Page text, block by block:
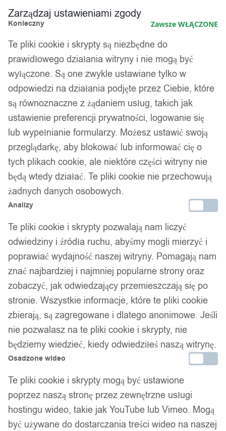
Zarządzaj ustawieniami zgody
Konieczny Zawsze WŁĄCZONE
Te pliki cookie i skrypty są niezbędne do
prawidłowego działania witryny i nie mogą być
wyłączone. Są one zwykle ustawiane tylko w
odpowiedzi na działania podjęte przez Ciebie, które
są równoznaczne z żądaniem usług, takich jak
ustawienie preferencji prywatności, logowanie się
lub wypełnianie formularzy. Możesz ustawić swoją
przeglądarkę, aby blokować lub informować cię o
tych plikach cookie, ale niektóre części witryny nie
będą wtedy działać. Te pliki cookie nie przechowują
żadnych danych osobowych.
Analizy
Te pliki cookie i skrypty pozwalają nam liczyć
odwiedziny i źródła ruchu, abyśmy mogli mierzyć i
poprawiać wydajność naszej witryny. Pomagają nam
znać najbardziej i najmniej popularne strony oraz
zobaczyć, jak odwiedzający przemieszczają się po
stronie. Wszystkie informacje, które te pliki cookie
zbierają, są zagregowane i dlatego anonimowe. Jeśli
nie pozwalasz na te pliki cookie i skrypty, nie
będziemy wiedzieć, kiedy odwiedziłeś naszą witrynę.
Osadzone wideo
Te pliki cookie i skrypty mogą być ustawione
poprzez naszą stronę przez zewnętrzne usługi
hostingu wideo, takie jak YouTube lub Vimeo. Mogą
być używane do dostarczania treści wideo na naszej